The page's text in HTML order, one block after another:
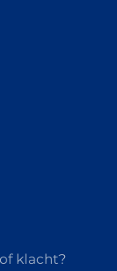
klacht?